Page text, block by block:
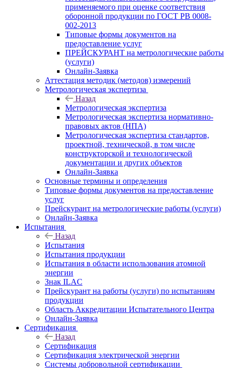
применяемого при оценке соответствия
оборонной продукции по ГОСТ РВ 0008-
002-2013
Типовые формы документов на
предоставление услуг
ПРЕЙСКУРАНТ на метрологические работы
(услуги)
Онлайн-Заявка
Аттестация методик (методов) измерений
Метрологическая экспертиза
Назад
Метрологическая экспертиза
Метрологическая экспертиза нормативно-
правовых актов (НПА)
Метрологическая экспертиза стандартов,
проектной, технической, в том числе
конструкторской и технологической
документации и других объектов
Онлайн-Заявка
Основные термины и определения
Типовые формы документов на предоставление
услуг
Прейскурант на метрологические работы (услуги)
Онлайн-Заявка
Испытания
Назад
Испытания
Испытания продукции
Испытания в области использования атомной
энергии
Знак ILAC
Прейскурант на работы (услуги) по испытаниям
продукции
Область Аккредитации Испытательного Центра
Онлайн-Заявка
Сертификация
Назад
Сертификация
Сертификация электрической энергии
Системы добровольной сертификации